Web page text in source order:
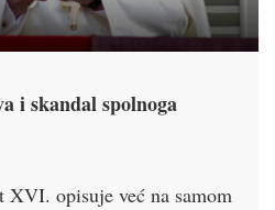
i skandal spolnoga
XVI. opisuje već na samom